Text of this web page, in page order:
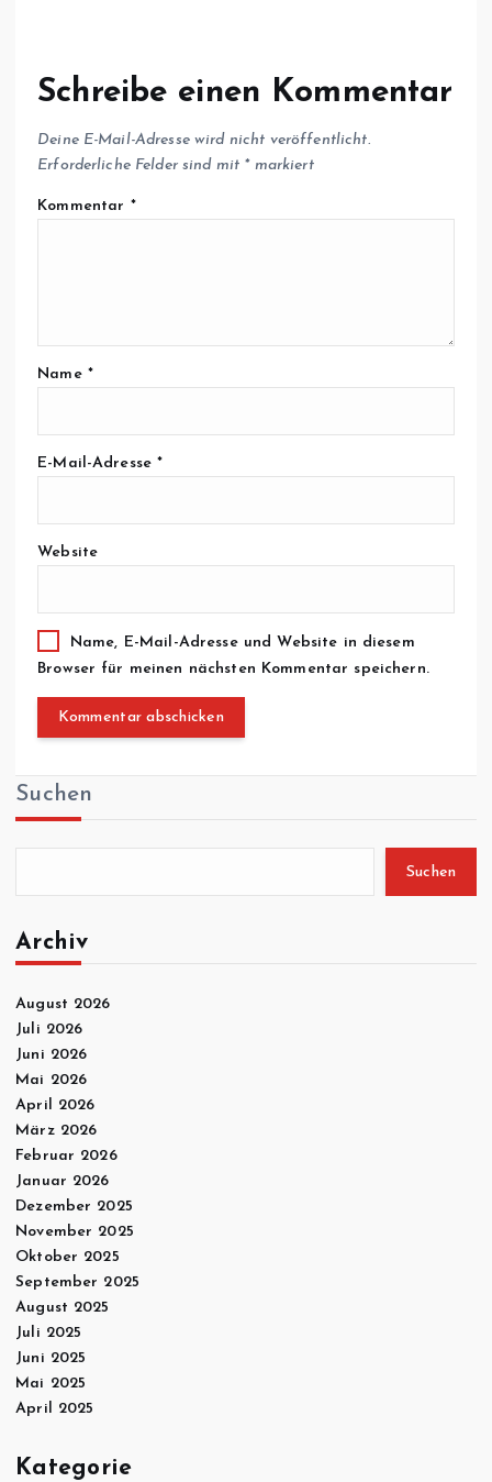
Schreibe einen Kommentar
Deine E-Mail-Adresse wird nicht veröffentlicht.
Erforderliche Felder sind mit *markiert
Kommentar *
Name *
E-Mail-Adresse*
Website
Name, E-Mail-Adresse und Website in diesem
Browser für meinen nächsten Kommentar speichern.
Suchen
Suchen
Archiv
August 2026
Juli 2026
Juni 2026
Mai 2026
April 2026
März 2026
Februar 2026
Januar 2026
Dezember 2025
November 2025
Oktober 2025
September 2025
August 2025
Juli 2025
Juni 2025
Mai 2025
April 2025
Kategorie